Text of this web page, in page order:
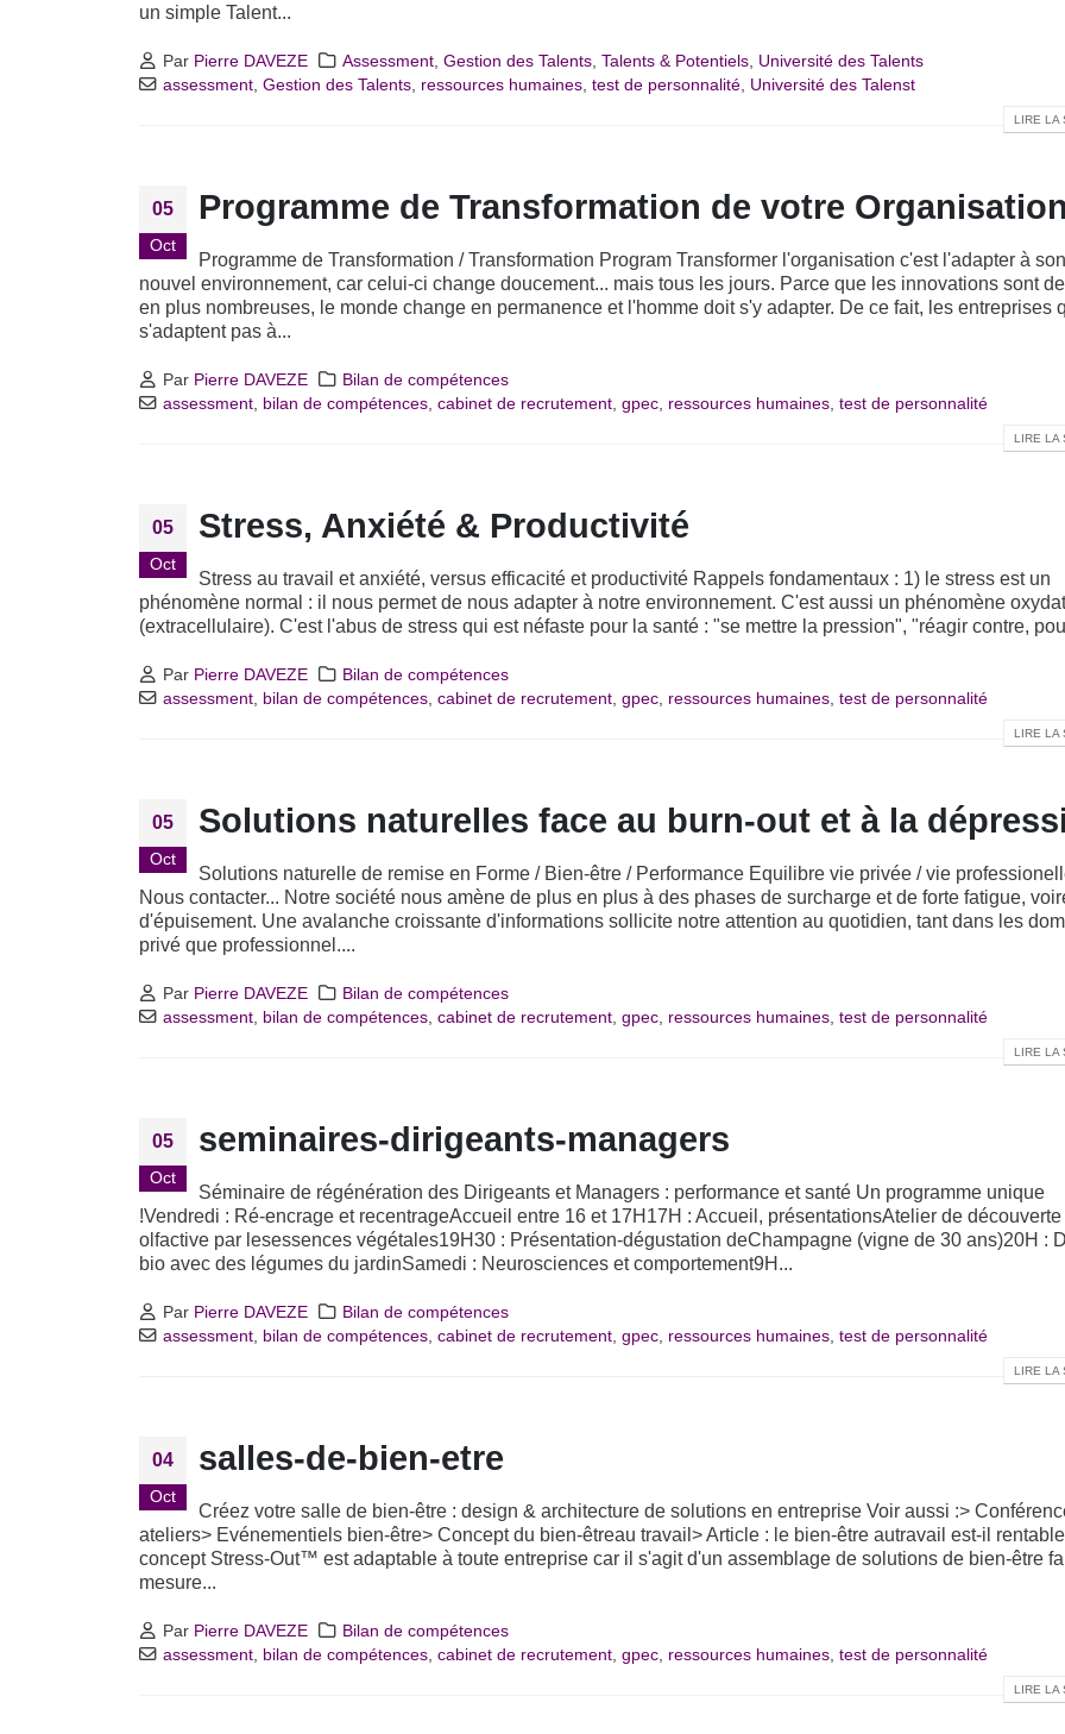
un simple Talent...
Par Pierre DAVEZE Assessment, Gestion des Talents, Talents & Potentiels, Université des Talents
assessment ,Gestion des Talents ressources humaines ,test de personnalité Université des Talenst
LIRE LA
05
Oct
Programme de Transformation de votre Organisation
Programme de Transformation / Transformation Program Transformer l'organisation c'est l'adapter à son
nouvel environnement, car celui-ci change doucement... mais tous les jours. Parce que les innovations sont
en plus nombreuses, le monde change en permanence et l'homme doit s'y adapter. De ce fait, les entreprises
s'adaptent pas à...
Par Pierre DAVEZE
Bilan de compétences
assessment bilan de compétences ,cabinet de recrutement ,gpec ressources humaines ,test de personnalité
LIRE LA
05
Oct
Stress, Anxiété & Productivité
Stress au travail et anxiété, versus efficacité et productivité Rappels fondamentaux : 1) le stress est un
phénomène normal : il nous permet de nous adapter à notre environnement. C'est aussi un phénomène
(extracellulaire). C'est l'abus de stress qui est néfaste pour la santé : "se mettre la pression", "réagir contre,
Par Pierre DAVEZE
Bilan de compétences
assessment bilan de compétences ,cabinet de recrutement ,gpec ressources humaines ,test de personnalité
LIRE LA
05
Oct
Solutions naturelles face au burn-out et à la
Solutions naturelle de remise en Forme / Bien-être / Performance Equilibre vie privée / vie
Nous contacter... Notre société nous amène de plus en plus à des phases de surcharge et de forte fatigue,
d'épuisement. Une avalanche croissante d'informations sollicite notre attention au quotidien, tant dans les
privé que professionnel....
Par Pierre DAVEZE
Bilan de compétences
assessment bilan de compétences ,cabinet de recrutement ,gpec ressources humaines ,test de personnalité
LIRE LA
05
Oct
seminaires-dirigeants-managers
Séminaire de régénération des Dirigeants et Managers : performance et santé Un programme unique
!Vendredi : Ré-encrage et recentrageAccueil entre 16 et 17H17H : Accueil, présentationsAtelier de découverte
olfactive par lesessences végétales19H30 : Présentation-dégustation deChampagne (vigne de 30 ans)20H :
bio avec des légumes du jardinSamedi : Neurosciences et comportement9H...
Par Pierre DAVEZE
Bilan de compétences
assessment bilan de compétences ,cabinet de recrutement ,gpec ressources humaines ,test de personnalité
LIRE LA
04
Oct
salles-de-bien-etre
Créez votre salle de bien-être : design & architecture de solutions en entreprise Voir aussi :>
ateliers> Evénementiels bien-être> Concept du bien-êtreau travail> Article : le bien-être autravail est-il
concept Stress-Out™ est adaptable à toute entreprise car il s'agit d'un assemblage de solutions de bien-être
mesure...
Par Pierre DAVEZE
Bilan de compétences
assessment bilan de compétences ,cabinet de recrutement ,gpec ressources humaines ,test de personnalité
LIRE LA